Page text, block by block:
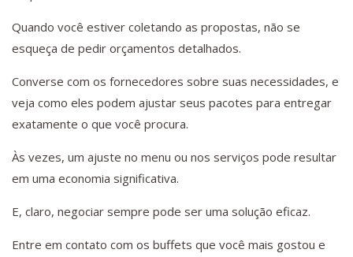
Quando você estiver coletando as propostas, não se
esqueça de pedir orçamentos detalhados.
Converse com os fornecedores sobre suas necessidades, e
veja como eles podem ajustar seus pacotes para entregar
exatamente o que você procura.
Às vezes, um ajuste no menu ou nos serviços pode resultar
em uma economia significativa.
E, claro, negociar sempre pode ser uma solução eficaz.
Entre em contato com os buffets que você mais gostou e